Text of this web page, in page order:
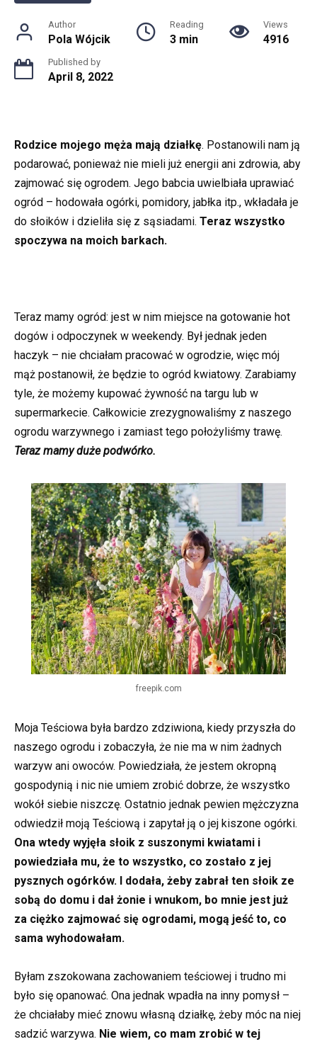
Author
Pola Wójcik
Reading
3 min
Views
4916
Published by
April 8, 2022
Rodzice mojego męża mają działkę. Postanowili nam ją
podarować, ponieważ nie mieli już energii ani zdrowia, aby
zajmować się ogrodem. Jego babcia uwielbiała uprawiać
ogród – hodowała ogórki, pomidory, jabłka itp., wkładała je
do słoików i dzieliła się z sąsiadami. Teraz wszystko
spoczywa na moich barkach.
Teraz mamy ogród: jest w nim miejsce na gotowanie hot
dogów i odpoczynek w weekendy. Był jednak jeden
haczyk – nie chciałam pracować w ogrodzie, więc mój
mąż postanowił, że będzie to ogród kwiatowy. Zarabiamy
tyle, że możemy kupować żywność na targu lub w
supermarkecie. Całkowicie zrezygnowaliśmy z naszego
ogrodu warzywnego i zamiast tego położyliśmy trawę.
Teraz mamy duże podwórko.
freepik.com
Moja Teściowa była bardzo zdziwiona, kiedy przyszła do
naszego ogrodu i zobaczyła, że nie ma w nim żadnych
warzyw ani owoców. Powiedziała, że jestem okropną
gospodynią i nic nie umiem zrobić dobrze, że wszystko
wokół siebie niszczę. Ostatnio jednak pewien mężczyzna
odwiedził moją Teściową i zapytał ją o jej kiszone ogórki.
Ona wtedy wyjęła słoik z suszonymi kwiatami i
powiedziała mu, że to wszystko, co zostało z jej
pysznych ogórków. I dodała, żeby zabrał ten słoik ze
sobą do domu i dał żonie i wnukom, bo mnie jest już
za ciężko zajmować się ogrodami, mogą jeść to, co
sama wyhodowałam.
Byłam zszokowana zachowaniem teściowej i trudno mi
było się opanować. Ona jednak wpadła na inny pomysł –
że chciałaby mieć znowu własną działkę, żeby móc na niej
sadzić warzywa. Nie wiem, co mam zrobić w tej